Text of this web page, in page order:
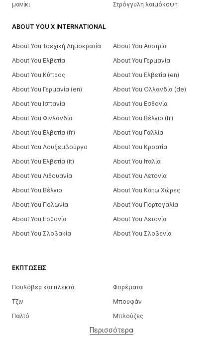
ΕΚΠΤΏΣΕΙΣ
Πουλόβερ και πλεκτά
Φορέματα
Τζιν
Μπουφάν
Παλτό
Μπλούζες
Εσώρουχα
Περισσότερα
μανίκι
Στρόγγυλη λαιμόκοψη
ABOUT YOU X INTERNATIONAL
About You Τσεχική Δημοκρατία
About You Αυστρία
About You Ελβετία
About You Γερμανία
About You Κύπρος
About You Ελβετία (en)
About You Γερμανία (en)
About You Ολλανδία (de)
About You Ισπανία
About You Εσθονία
About You Φινλανδία
About You Βέλγιο (fr)
About You Ελβετία (fr)
About You Γαλλία
About You Λουξεμβούργο
About You Κροατία
About You Ελβετία (it)
About You Ιταλία
About You Λιθουανία
About You Λετονία
About You Βέλγιο
About You Κάτω Χώρες
About You Πολωνία
About You Πορτογαλία
About You Εσθονία
About You Λετονία
About You Σλοβακία
About You Σλοβενία